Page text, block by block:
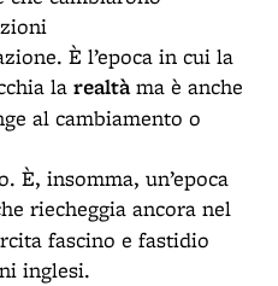
È l’epoca in cui la
la realtàma è anche
al cambiamento o
È, insomma, un’epoca
riecheggia ancora nel
fascino e fastidio
inglesi.